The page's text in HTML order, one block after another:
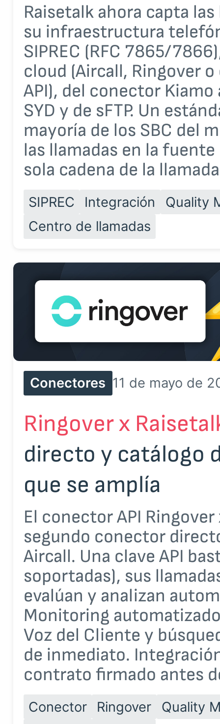
Raisetalk ahora capta
su infraestructura
SIPREC (RFC 7865/
cloud (Aircall, Ringover
API), del conector
SYD y de sFTP. Un
mayoría de los SBC del
las llamadas en la
sola cadena de la
SIPREC Integración
Quality
Centro de llamadas
Conectores 11 de mayo de
Ringover x
directo y catálogo
que se amplía
El conector API
segundo conector
Aircall. Una clave API
soportadas), sus
evalúan y analizan
Monitoring
Voz del Cliente y
de inmediato.
contrato firmado antes
Conector Ringover
Quality